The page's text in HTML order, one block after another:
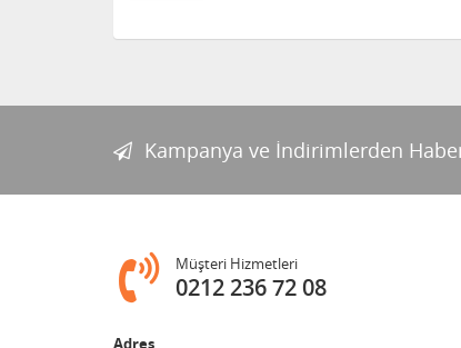
Kampanya ve İndirimlerden
Müşteri Hizmetleri
0212 236 72 08
Adres